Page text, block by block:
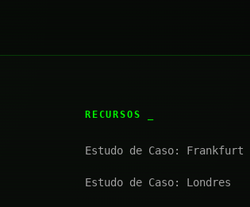
RECURSOS
Estudo de Caso: Frankfurt
Estudo de Caso: Londres